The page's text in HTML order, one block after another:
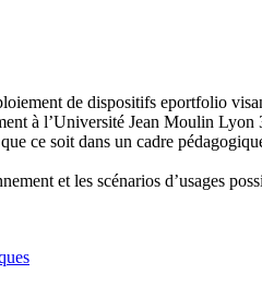
de dispositifs eportfolio
à l’Université Jean Moulin
ce soit dans un cadre
et les scénarios d’usages